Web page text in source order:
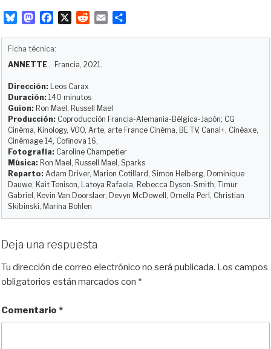
u
s
k
y
M
o
d
o
n
b
o
o
k
X
i
r
Ficha técnica:
ANNETTE , Francia, 2021.
Dirección: Leos Carax
Duración: 140 minutos
Guion: Ron Mael, Russell Mael
Producción: Coproducción Francia-Alemania-Bélgica-Japón; CG
Cinéma, Kinology, VOO, Arte, arte France Cinéma, BE TV, Canal+, Cinéaxe,
Cinémage 14, Cofinova 16,
Fotografía: Caroline Champetier
Música: Ron Mael, Russell Mael, Sparks
Reparto: Adam Driver, Marion Cotillard, Simon Helberg, Dominique
Dauwe, Kait Tenison, Latoya Rafaela, Rebecca Dyson-Smith, Timur
Gabriel, Kevin Van Doorslaer, Devyn McDowell, Ornella Perl, Christian
Skibinski, Marina Bohlen
Deja una respuesta
Tu dirección de correo electrónico no será publicada. Los campos
obligatorios están marcados con *
Comentario *